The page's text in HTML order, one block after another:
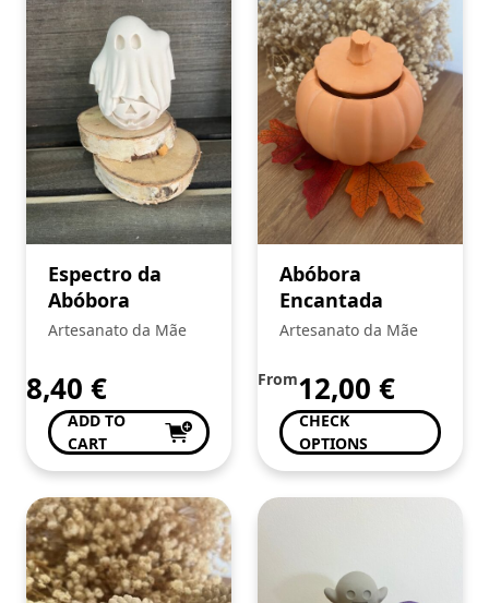
Espectro da
Abóbora
Artesanato da Mãe
8,40 €
ADD TO
CART
Abóbora
Encantada
Artesanato da Mãe
From12,00 €
CHECK
OPTIONS